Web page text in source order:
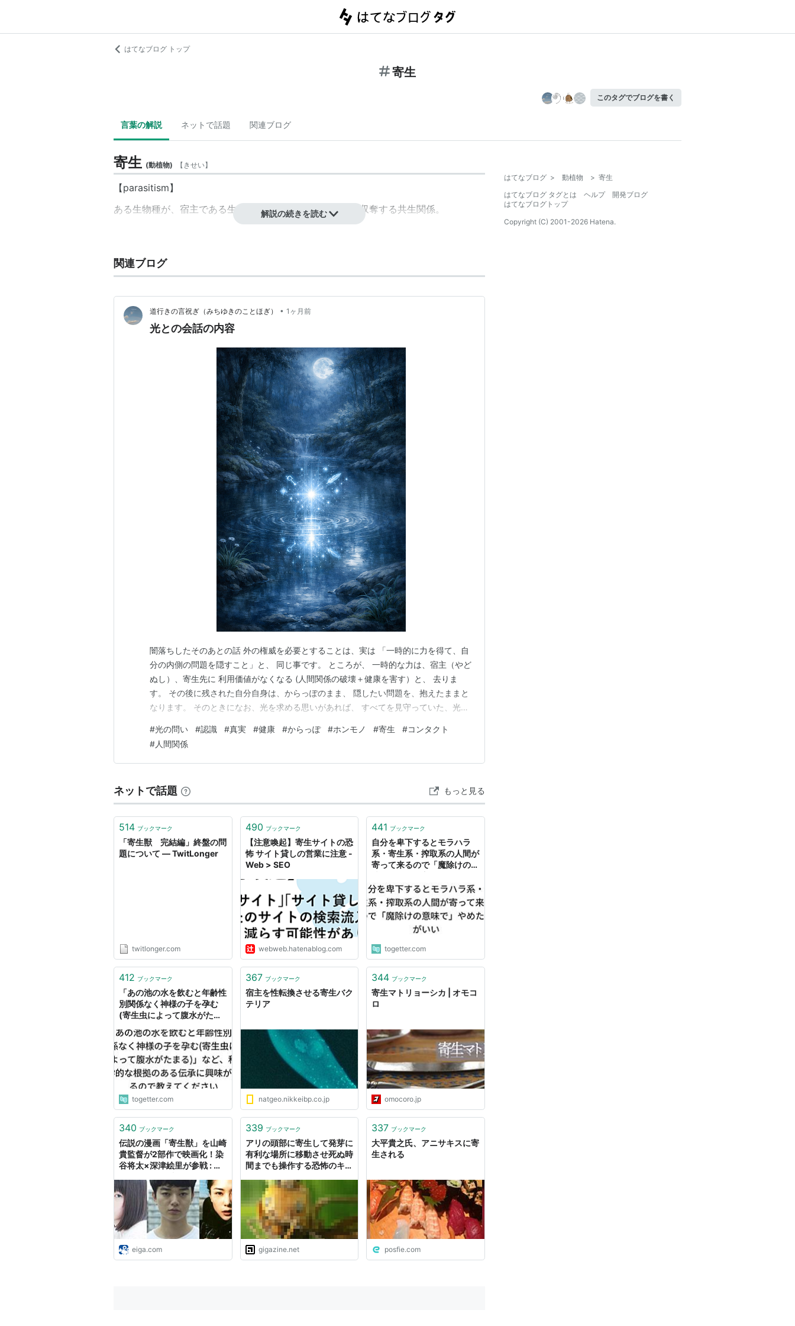
はてなブログ トップ
寄生
このタグでブログを書く
言葉の解説 ネットで話題 関連ブログ
寄生 (動植物) 【 きせい】
【parasitism】
ある生物種が、宿主である生物種から一方的に栄養などを収奪する共生関係。
解説の続きを読む
関連ブログ
道行きの言祝ぎ（みちゆきのことほぎ） • 1ヶ月前
光との会話の内容
闇落ちしたそのあとの話 外の権威を必要とすることは、実は 「一時的に力を得て、自
分の内側の問題を隠すこと」と、 同じ事です。 ところが、 一時的な力は、宿主（やど
ぬし）、寄生先に 利用価値がなくなる (人間関係の破壊＋健康を害す）と、 去りま
す。 その後に残された自分自身は、からっぽのまま、 隠したい問題を、抱えたままと
なります。 そのときになお、光を求める思いがあれば、 すべてを見守っていた、光の
す。 ホンモノの光は、どこまでいっても、本人の選択を尊重するため、 ここでどのよ
うな回答をするかは、重要です。 自分自…
#光の問い #認識 #真実 #健康 #からっぽ #ホンモノ #寄生 #コンタクト
#人間関係
ネットで話題 もっと見る
514 ブックマーク
「寄生獣 完結編」終盤の問
題について — TwitLonger
twitlonger.com
490 ブックマーク
【注意喚起】寄生サイトの恐
怖 サイト貸しの営業に注意 -
Web > SEO
webweb.hatenablog.com
441 ブックマーク
自分を卑下するとモラハラ
系・寄生系・搾取系の人間が
寄って来るので「魔除けの意
togetter.com
412 ブックマーク
「あの池の水を飲むと年齢性
別関係なく神様の子を孕む
(寄生虫によって腹水がたま
ある伝承に興味があるので教
えてください
togetter.com
367 ブックマーク
宿主を性転換させる寄生バク
テリア
natgeo.nikkeibp.co.jp
344 ブックマーク
寄生マトリョーシカ | オモコ
ロ
omocoro.jp
340 ブックマーク
伝説の漫画「寄生獣」を山崎
貴監督が2部作で映画化！染
谷将太×深津絵里が参戦 : 映
eiga.com
339 ブックマーク
アリの頭部に寄生して発芽に
有利な場所に移動させ死ぬ時
間までも操作する恐怖のキノ
gigazine.net
337 ブックマーク
大平貴之氏、アニサキスに寄
生される
posfie.com
はてなブログ > 動植物 > 寄生
はてなブログ タグとは
ヘルプ
開発ブログ
はてなブログトップ
Copyright (C) 2001-2026 Hatena.